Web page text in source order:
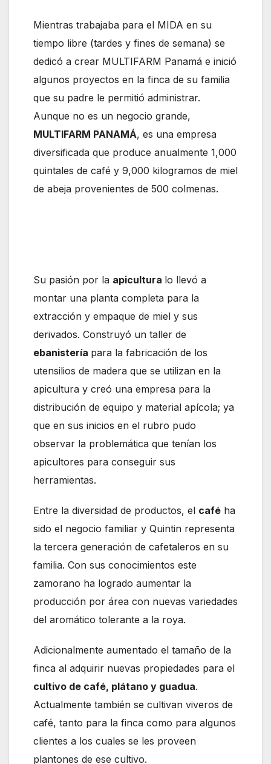
Mientras trabajaba para el MIDA en su
tiempo libre (tardes y fines de semana) se
dedicó a crear MULTIFARM Panamá e inició
algunos proyectos en la finca de su familia
que su padre le permitió administrar.
Aunque no es un negocio grande,
MULTIFARM PANAMÁ, es una empresa
diversificada que produce anualmente 1,000
quintales de café y 9,000 kilogramos de miel
de abeja provenientes de 500 colmenas.
Su pasión por la apicultura lo llevó a
montar una planta completa para la
extracción y empaque de miel y sus
derivados. Construyó un taller de
ebanistería para la fabricación de los
utensilios de madera que se utilizan en la
apicultura y creó una empresa para la
distribución de equipo y material apícola; ya
que en sus inicios en el rubro pudo
observar la problemática que tenían los
apicultores para conseguir sus
herramientas.
Entre la diversidad de productos, el café ha
sido el negocio familiar y Quintin representa
la tercera generación de cafetaleros en su
familia. Con sus conocimientos este
zamorano ha logrado aumentar la
producción por área con nuevas variedades
del aromático tolerante a la roya.
Adicionalmente aumentado el tamaño de la
finca al adquirir nuevas propiedades para el
cultivo de café, plátano y guadua.
Actualmente también se cultivan viveros de
café, tanto para la finca como para algunos
clientes a los cuales se les proveen
plantones de ese cultivo.